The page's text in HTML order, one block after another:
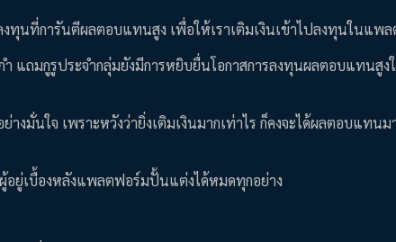
ทุนที่การันตีผลตอบแทนสูง เพื่อให้เราเติมเงินเข้าไปลงทุนในแพ
แถมกูรูประจำกลุ่มยังมีการหยิบยื่นโอกาสการลงทุนผลตอบแทนสูง
งมั่นใจ เพราะหวังว่ายิ่งเติมเงินมากเท่าไร ก็คงจะได้ผลตอบแทน
อยู่เบื้องหลังแพลตฟอร์มปั้นแต่งได้หมดทุกอย่าง